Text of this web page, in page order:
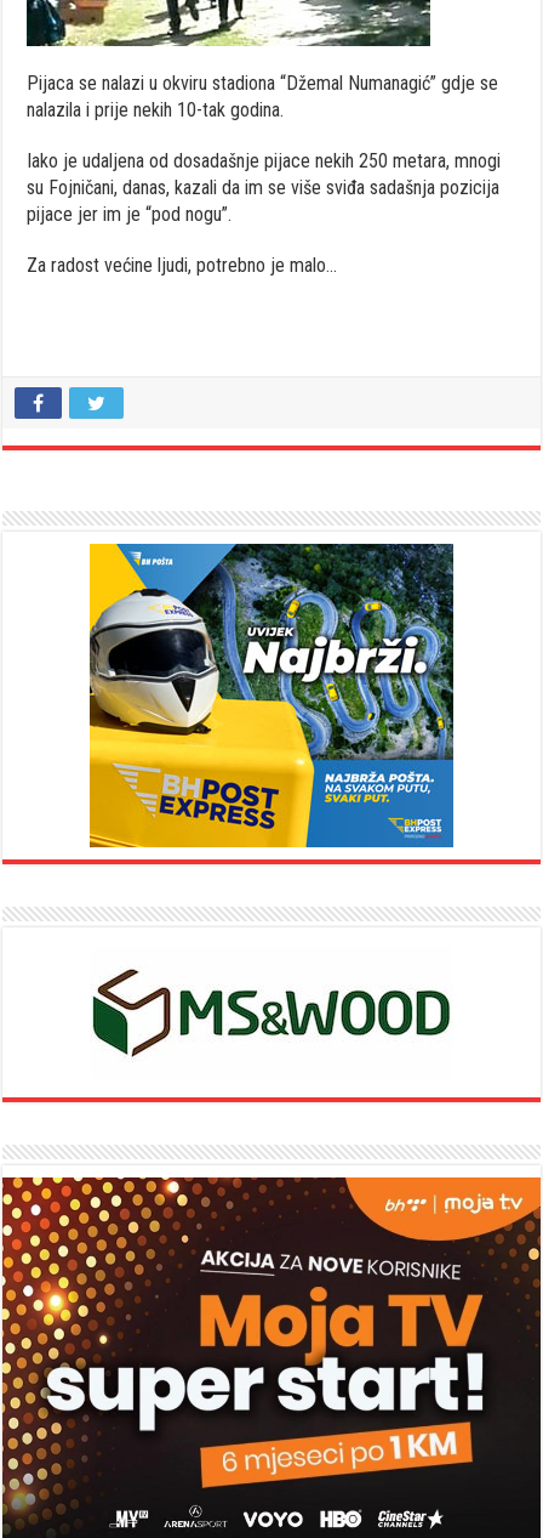
Pijaca se nalazi u okviru stadiona “Džemal Numanagić” gdje se
nalazila i prije nekih 10-tak godina.
Iako je udaljena od dosadašnje pijace nekih 250 metara, mnogi
su Fojničani, danas, kazali da im se više sviđa sadašnja pozicija
pijace jer im je “pod nogu”.
Za radost većine ljudi, potrebno je malo…